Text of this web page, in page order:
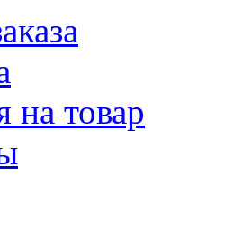
на товар